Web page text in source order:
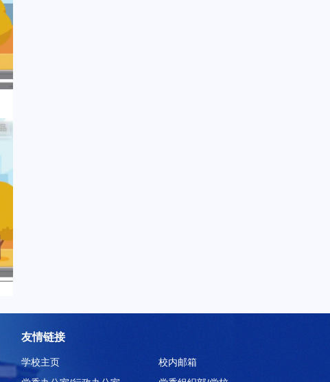
友情链接
学校主页
校内邮箱